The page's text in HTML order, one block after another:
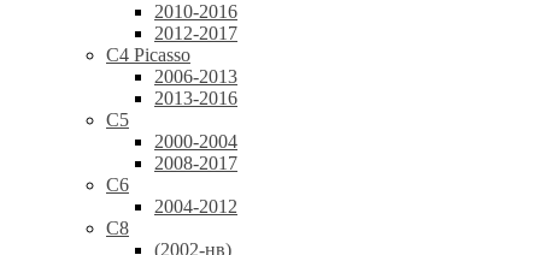
2010-2016
2012-2017
C4 Picasso
2006-2013
2013-2016
C5
2000-2004
2008-2017
C6
2004-2012
C8
(2002-нв)